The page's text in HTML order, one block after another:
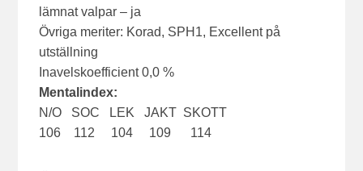
lämnat valpar – ja
Övriga meriter: Korad, SPH1, Excellent på
utställning
Inavelskoefficient 0,0 %
Mentalindex:
N/O SOC LEK JAKT SKOTT
106 112 104 109 114